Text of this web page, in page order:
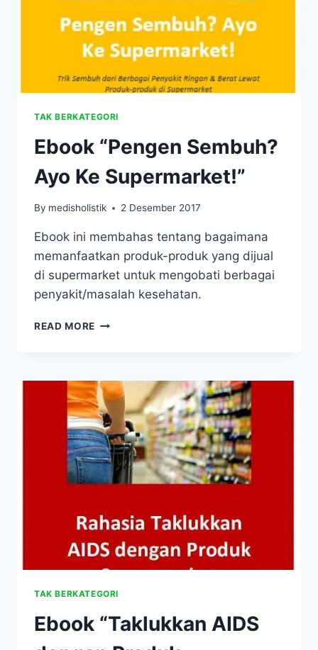
TAK BERKATEGORI
Ebook “Pengen Sembuh?
Ayo Ke Supermarket!”
By medisholistik 2 Desember 2017
Ebook ini membahas tentang bagaimana
memanfaatkan produk-produk yang dijual
di supermarket untuk mengobati berbagai
penyakit/masalah kesehatan.
READ MORE EBOOK
KE
SUPERMARKET!”
TAK BERKATEGORI
Ebook “Taklukkan AIDS